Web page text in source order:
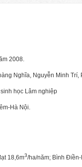
2008.
Nghĩa, Nguyễn Minh Trí,
học Lâm nghiệp
Hà Nội.
18,6m3/ha/năm; Bình